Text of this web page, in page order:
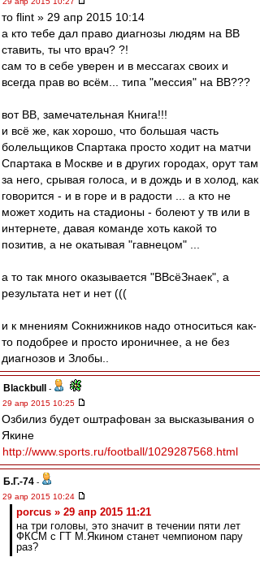
то flint » 29 апр 2015 10:14
а кто тебе дал право диагнозы людям на ВВ
ставить, ты что врач? ?!
сам то в себе уверен и в мессагах своих и
всегда прав во всём... типа "мессия" на ВВ???
вот ВВ, замечательная Книга!!!
и всё же, как хорошо, что большая часть
болельщиков Спартака просто ходит на матчи
Спартака в Москве и в других городах, орут там
за него, срывая голоса, и в дождь и в холод, как
говорится - и в горе и в радости ... а кто не
может ходить на стадионы - болеют у тв или в
интернете, давая команде хоть какой то
позитив, а не окатывая "гавнецом" ...
а то так много оказывается "ВВсёЗнаек", а
результата нет и нет (((
и к мнениям Сокнижников надо относиться как-
то подобрее и просто ироничнее, а не без
диагнозов и Злобы..
Blackbull
-
29 апр 2015 10:25
Озбилиз будет оштрафован за высказывания о
Якине
http://www.sports.ru/football/1029287568.html
Б.Г.-74 -
29 апр 2015 10:24
porcus » 29 апр 2015 11:21
на три головы, это значит в течении пяти лет
ФКСМ с ГТ М.Якином станет чемпионом пару
раз?